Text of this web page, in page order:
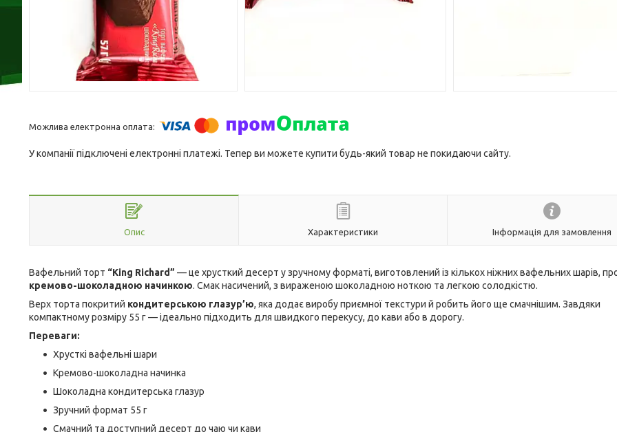
У компанії підключені електронні платежі. Тепер ви можете купити будь-який товар не покидаючи сайту.
Опис Характеристики Інформація для замовлення
Вафельний торт “King Richard” — це хрусткий десерт у зручному форматі, виготовлений із кількох ніжних вафельних шарів,
кремово-шоколадною начинкою. Смак насичений, з вираженою шоколадною ноткою та легкою солодкістю.
Верх торта покритий кондитерською глазур’ю, яка додає виробу приємної текстури й робить його ще смачнішим. Завдяки
компактному розміру 55 г — ідеально підходить для швидкого перекусу, до кави або в дорогу.
Переваги:
Хрусткі вафельні шари
Кремово-шоколадна начинка
Шоколадна кондитерська глазур
Зручний формат 55 г
Смачний та доступний десерт до чаю чи кави